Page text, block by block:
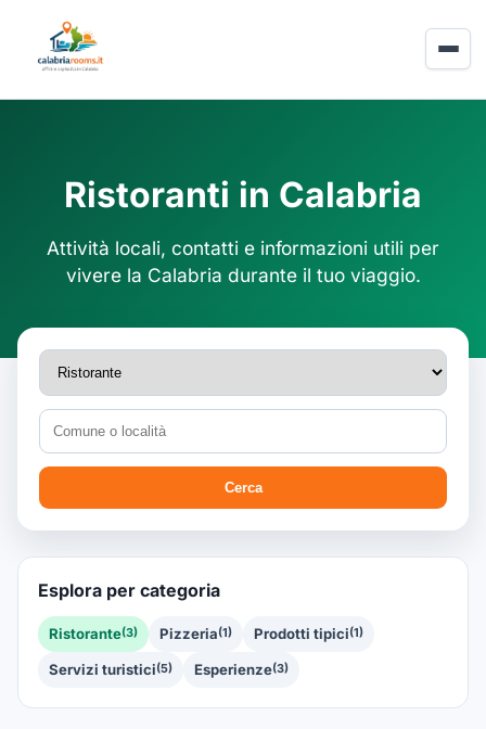
Ristoranti in Calabria
Attività locali, contatti e informazioni utili per
vivere la Calabria durante il tuo viaggio.
Cerca
Esplora per categoria
Ristorante(3) Pizzeria(1) Prodotti tipici(1)
Servizi turistici(5) Esperienze(3)